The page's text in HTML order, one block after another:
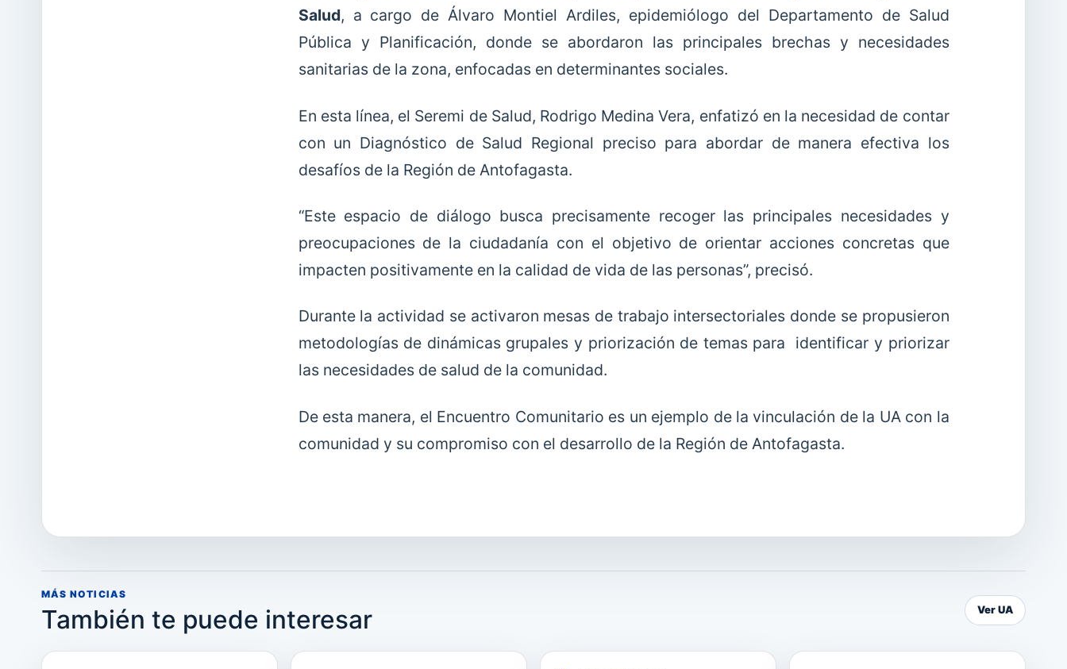
Salud, a cargo de Álvaro Montiel Ardiles, epidemiólogo del Departamento de Salud
Pública y Planificación, donde se abordaron las principales brechas y necesidades
sanitarias de la zona, enfocadas en determinantes sociales.
En esta línea, el Seremi de Salud, Rodrigo Medina Vera, enfatizó en la necesidad de contar
con un Diagnóstico de Salud Regional preciso para abordar de manera efectiva los
desafíos de la Región de Antofagasta.
“Este espacio de diálogo busca precisamente recoger las principales necesidades y
preocupaciones de la ciudadanía con el objetivo de orientar acciones concretas que
impacten positivamente en la calidad de vida de las personas”, precisó.
Durante la actividad se activaron mesas de trabajo intersectoriales donde se propusieron
metodologías de dinámicas grupales y priorización de temas para identificar y priorizar
las necesidades de salud de la comunidad.
De esta manera, el Encuentro Comunitario es un ejemplo de la vinculación de la UA con la
comunidad y su compromiso con el desarrollo de la Región de Antofagasta.
MÁS NOTICIAS
También te puede interesar Ver UA